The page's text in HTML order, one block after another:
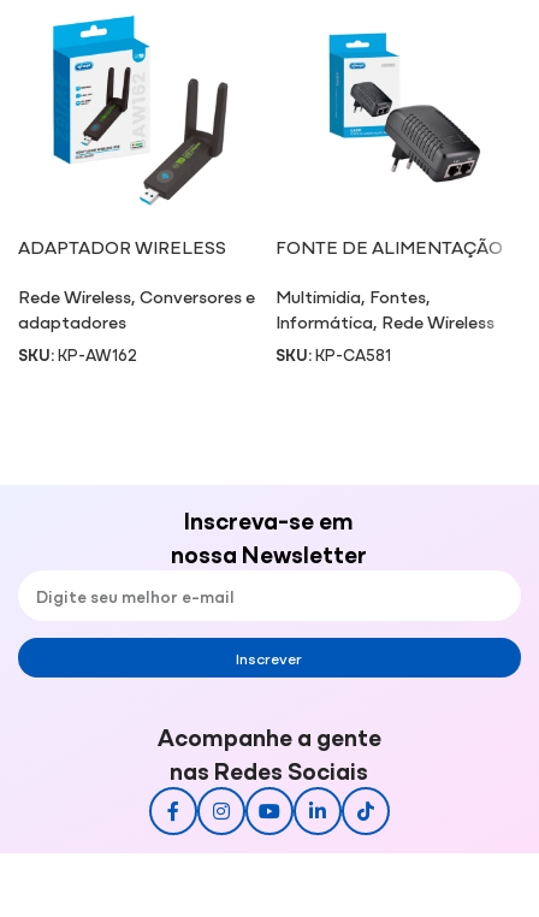
ADAPTADOR WIRELESS
Rede Wireless,Conversores e
adaptadores
SKU:KP-AW162
FONTE DE ALIMENTAÇÃO
Multimidia, Fontes,
Informática, Rede Wireless
SKU:KP-CA581
Inscreva-se em
nossa Newsletter
Inscrever
Acompanhe a gente
nas Redes Sociais